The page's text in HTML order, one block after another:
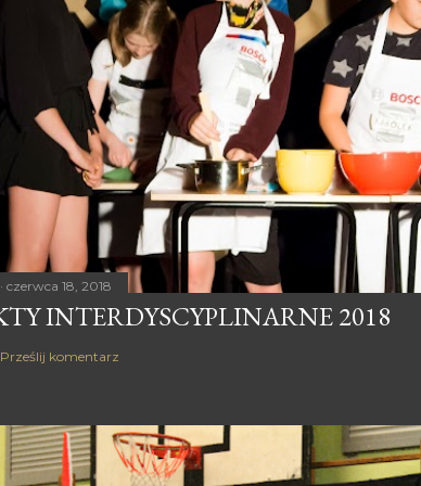
czerwca 18, 2018
INTERDYSCYPLINARNE 2018
Prześlij komentarz